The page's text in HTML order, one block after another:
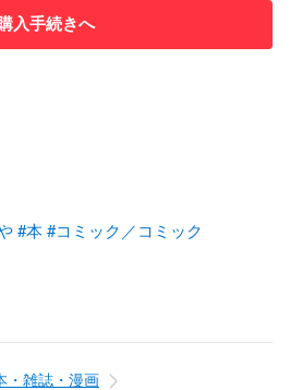
購入手続きへ
#本#コミック／コミック
・雑誌・漫画